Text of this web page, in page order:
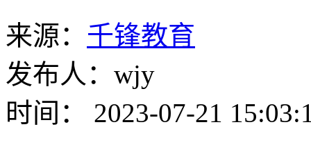
来源： 千锋教育
发布人：wjy
时间： 2023-07-21